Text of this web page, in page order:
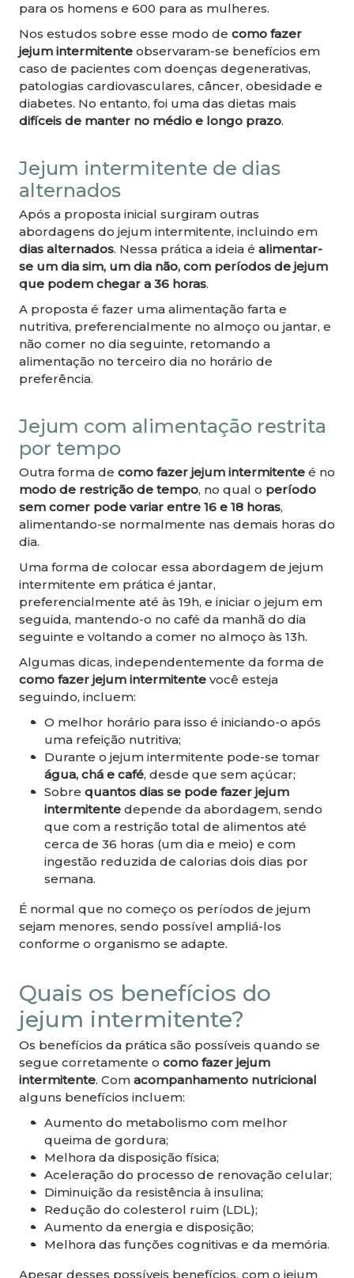
para os homens e 600 para as mulheres.
Nos estudos sobre esse modo de como fazer
jejum intermitente observaram-se benefícios em
caso de pacientes com doenças degenerativas,
patologias cardiovasculares, câncer, obesidade e
diabetes. No entanto, foi uma das dietas mais
difíceis de manter no médio e longo prazo.
Jejum intermitente de dias
alternados
Após a proposta inicial surgiram outras
abordagens do jejum intermitente, incluindo em
dias alternados. Nessa prática a ideia é alimentar-
se um dia sim, um dia não, com períodos de jejum
que podem chegar a 36 horas.
A proposta é fazer uma alimentação farta e
nutritiva, preferencialmente no almoço ou jantar, e
não comer no dia seguinte, retomando a
alimentação no terceiro dia no horário de
preferência.
Jejum com alimentação restrita
por tempo
Outra forma de como fazer jejum intermitente é no
modo de restrição de tempo, no qual o período
sem comer pode variar entre 16 e 18 horas,
alimentando-se normalmente nas demais horas do
dia.
Uma forma de colocar essa abordagem de jejum
intermitente em prática é jantar,
preferencialmente até às 19h, e iniciar o jejum em
seguida, mantendo-o no café da manhã do dia
seguinte e voltando a comer no almoço às 13h.
Algumas dicas, independentemente da forma de
como fazer jejum intermitente você esteja
seguindo, incluem:
O melhor horário para isso é iniciando-o após
uma refeição nutritiva;
Durante o jejum intermitente pode-se tomar
água, chá e café, desde que sem açúcar;
Sobre quantos dias se pode fazer jejum
intermitente depende da abordagem, sendo
que com a restrição total de alimentos até
cerca de 36 horas (um dia e meio) e com
ingestão reduzida de calorias dois dias por
semana.
É normal que no começo os períodos de jejum
sejam menores, sendo possível ampliá-los
conforme o organismo se adapte.
Quais os benefícios do
jejum intermitente?
Os benefícios da prática são possíveis quando se
segue corretamente o como fazer jejum
intermitente. Com acompanhamento nutricional
alguns benefícios incluem:
Aumento do metabolismo com melhor
queima de gordura;
Melhora da disposição física;
Aceleração do processo de renovação celular;
Diminuição da resistência à insulina;
Redução do colesterol ruim (LDL);
Aumento da energia e disposição;
Melhora das funções cognitivas e da memória.
Apesar desses possíveis benefícios, com o jejum